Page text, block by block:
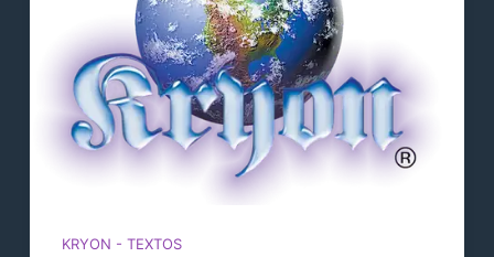
KRYON - TEXTOS